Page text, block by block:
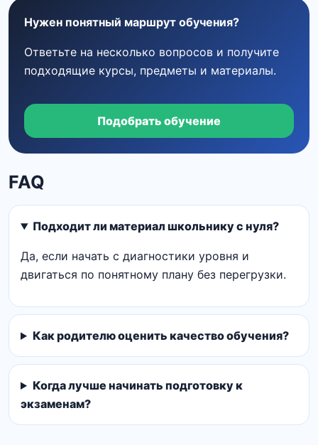
Нужен понятный маршрут обучения?
Ответьте на несколько вопросов и получите
подходящие курсы, предметы и материалы.
Подобрать обучение
FAQ
Подходит ли материал школьнику с нуля?
Да, если начать с диагностики уровня и
двигаться по понятному плану без перегрузки.
Как родителю оценить качество обучения?
Когда лучше начинать подготовку к
экзаменам?